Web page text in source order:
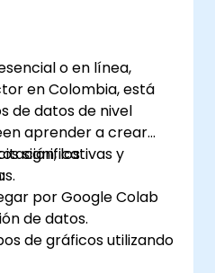
o en línea,
en Colombia, está
de datos de nivel
aprender a crear
significativas y
los
por Google Colab
de datos.
de gráficos utilizando